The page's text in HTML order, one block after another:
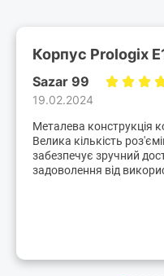
Корпус Prologix
Sazar 99
19.02.2024
Металева конструкція
Велика кількість
забезпечує зручний
задоволення від